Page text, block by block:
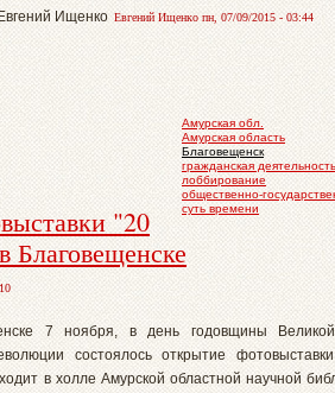
Евгений Ищенко пн, 07/09/2015 - 03:44
Амурская обл.
Амурская область
Благовещенск
гражданская деятельность
лоббирование
общественно-
суть времени
"20
Благовещенске
7 ноября, в день годовщины Великой
состоялось открытие
в холле Амурской областной научной